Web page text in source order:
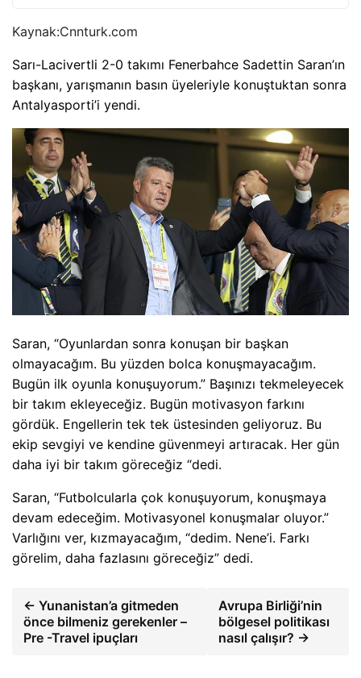
Kaynak:Cnnturk.com
Sarı-Lacivertli 2-0 takımı Fenerbahce Sadettin Saran’ın
başkanı, yarışmanın basın üyeleriyle konuştuktan sonra
Antalyasporti’i yendi.
Saran, “Oyunlardan sonra konuşan bir başkan
olmayacağım. Bu yüzden bolca konuşmayacağım.
Bugün ilk oyunla konuşuyorum.” Başınızı tekmeleyecek
bir takım ekleyeceğiz. Bugün motivasyon farkını
gördük. Engellerin tek tek üstesinden geliyoruz. Bu
ekip sevgiyi ve kendine güvenmeyi artıracak. Her gün
daha iyi bir takım göreceğiz “dedi.
Saran, “Futbolcularla çok konuşuyorum, konuşmaya
devam edeceğim. Motivasyonel konuşmalar oluyor.”
Varlığını ver, kızmayacağım, “dedim. Nene’i. Farkı
görelim, daha fazlasını göreceğiz” dedi.
← Yunanistan’a gitmeden
önce bilmeniz gerekenler –
Pre -Travel ipuçları
Avrupa Birliği’nin
bölgesel politikası
nasıl çalışır? →